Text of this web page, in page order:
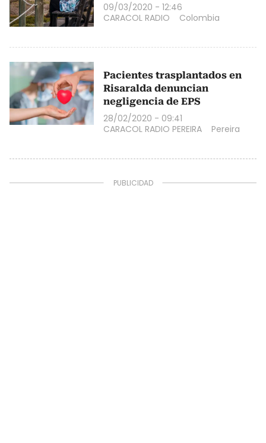
09/03/2020 - 12:46
CARACOL RADIO
Colombia
Pacientes trasplantados en
Risaralda denuncian
negligencia de EPS
28/02/2020 - 09:41
CARACOL RADIO PEREIRA
Pereira